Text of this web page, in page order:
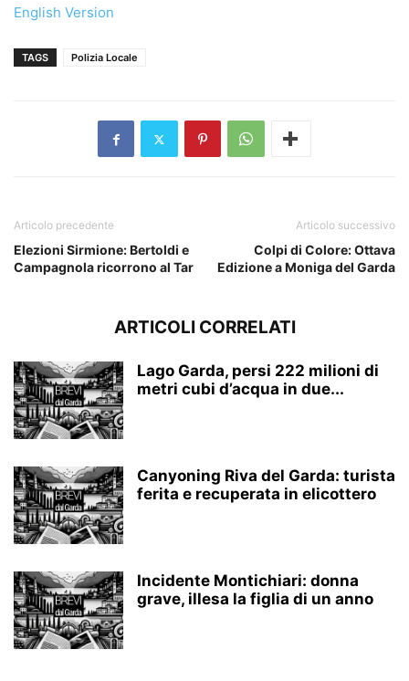
English Version
TAGS Polizia Locale
Articolo precedente
Elezioni Sirmione: Bertoldi e
Campagnola ricorrono al Tar
Articolo successivo
Colpi di Colore: Ottava
Edizione a Moniga del Garda
ARTICOLI CORRELATI
Lago Garda, persi 222 milioni di
metri cubi d’acqua in due...
Canyoning Riva del Garda: turista
ferita e recuperata in elicottero
Incidente Montichiari: donna
grave, illesa la figlia di un anno